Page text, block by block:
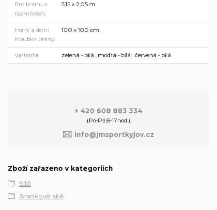
Pro bránu o
rozměrech
5,15 x 2,05 m
Horní a dolní
hloubka brány
100 x 100 cm
Varianta zelená - bílá , modrá - bílá , červená - bílá
+ 420 608 883 334
(Po-Pá,8-17hod.)
info@jmsportkyjov.cz
Zboží zařazeno v kategoriích
Sítě
Brankové sítě